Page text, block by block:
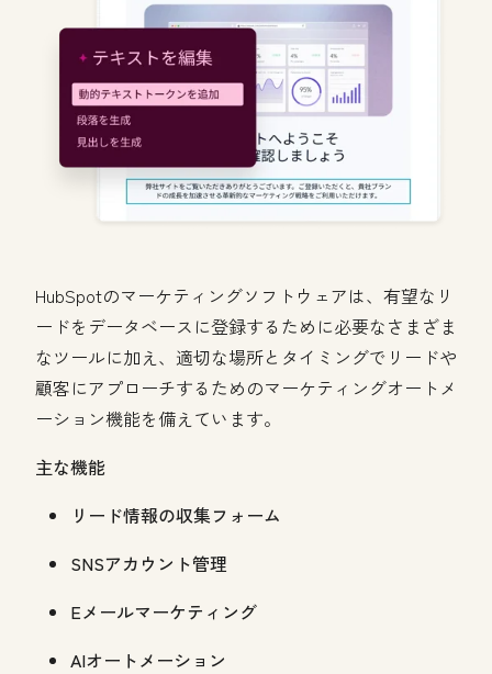
HubSpotのマーケティングソフトウェアは、有望なリ
ードをデータベースに登録するために必要なさまざま
なツールに加え、適切な場所とタイミングでリードや
顧客にアプローチするためのマーケティングオートメ
ーション機能を備えています。
主な機能
リード情報の収集フォーム
SNSアカウント管理
Eメールマーケティング
AIオートメーション